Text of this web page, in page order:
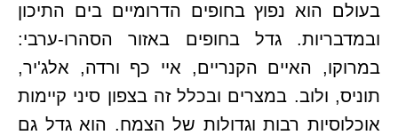
בעולם הוא נפוץ בחופים הדרומיים בים התיכון
ובמדבריות. גדל בחופים באזור הסהרו-ערבי:
במרוקו, האיים הקנריים, איי כף ורדה, אלג'יר,
תוניס, ולוב. במצרים ובכלל זה בצפון סיני קיימות
אוכלוסיות רבות וגדולות של הצמח. הוא גדל גם